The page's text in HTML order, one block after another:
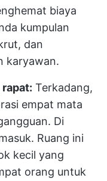
biaya
kumpulan
dan
karyawan.
Terkadang,
empat mata
Di
Ruang ini
kecil yang
orang untuk